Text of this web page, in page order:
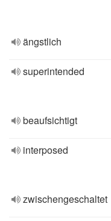
ängstlich
superintended
beaufsichtigt
interposed
zwischengeschaltet